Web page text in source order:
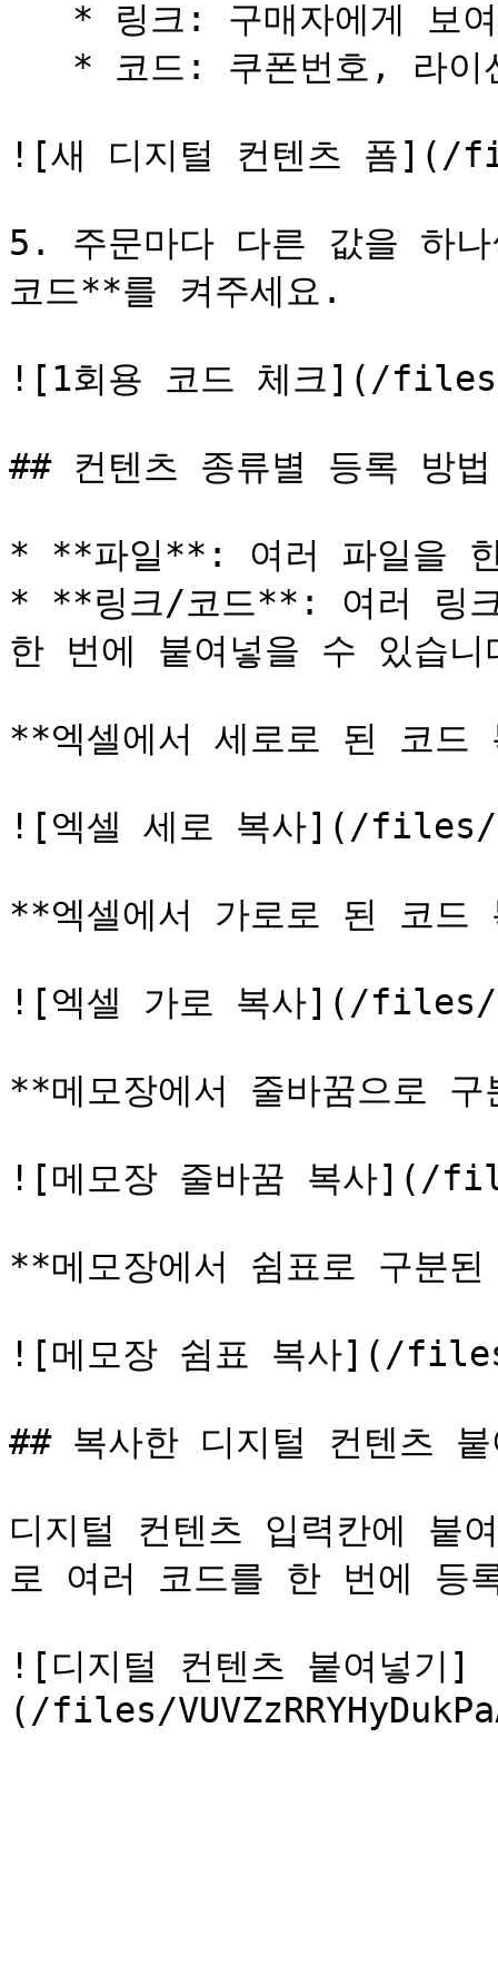
![새 디지털 컨텐츠 폼](/
5. 주문마다 다른 값을 하
코드**를 켜주세요.
![1회용 코드 체크](/files/
## 컨텐츠 종류별 등록 방법
* **파일**: 여러 파일을
* **링크/코드**: 여러 링크
한 번에 붙여넣을 수 있습
**엑셀에서 세로로 된 코드
![엑셀 세로 복사](/files/
**엑셀에서 가로로 된 코드
![엑셀 가로 복사](/files/
**메모장에서 줄바꿈으로
![메모장 줄바꿈 복사](/
**메모장에서 쉼표로 구분
![메모장 쉼표 복사](/files/
## 복사한 디지털 컨텐츠 붙
디지털 컨텐츠 입력칸에 붙
로 여러 코드를 한 번에 등
![디지털 컨텐츠 붙여넣기]